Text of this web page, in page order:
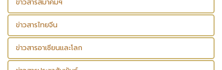
ข่าวสารสมาคมฯ
ข่าวสารไทยจีน
ข่าวสารอาเซียนและโลก